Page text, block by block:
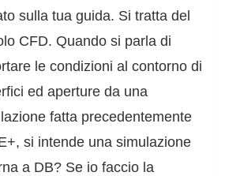
sulla tua guida. Si tratta del
CFD. Quando si parla di
le condizioni al contorno di
ed aperture da una
fatta precedentemente
si intende una simulazione
a DB? Se io faccio la